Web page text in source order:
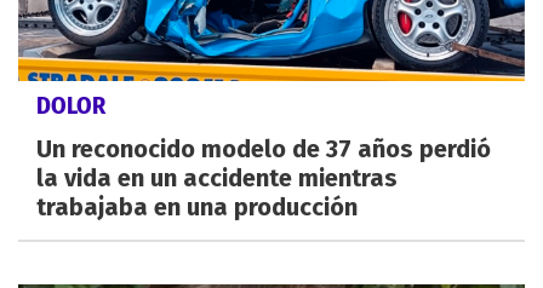
DOLOR
Un reconocido modelo de 37 años perdió
la vida en un accidente mientras
trabajaba en una producción